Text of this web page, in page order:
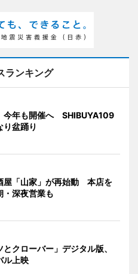
ランキング
今年も開催へ SHIBUYA109
り盆踊り
屋「山家」が再始動 本店を
・深夜営業も
クローバー」デジタル版、
ル上映